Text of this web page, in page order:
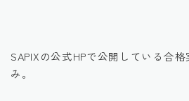
SAPIXの公式HPで公開している合
み。